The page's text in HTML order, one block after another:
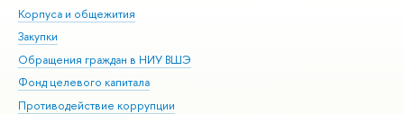
Корпуса и общежития
Закупки
Обращения граждан в НИУ ВШЭ
Фонд целевого капитала
Противодействие коррупции